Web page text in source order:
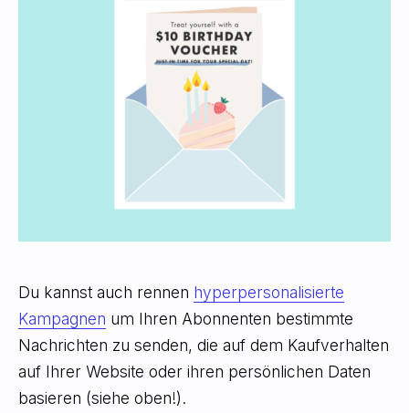
Du kannst auch rennen hyperpersonalisierte
Kampagnen um Ihren Abonnenten bestimmte
Nachrichten zu senden, die auf dem Kaufverhalten
auf Ihrer Website oder ihren persönlichen Daten
basieren (siehe oben!).